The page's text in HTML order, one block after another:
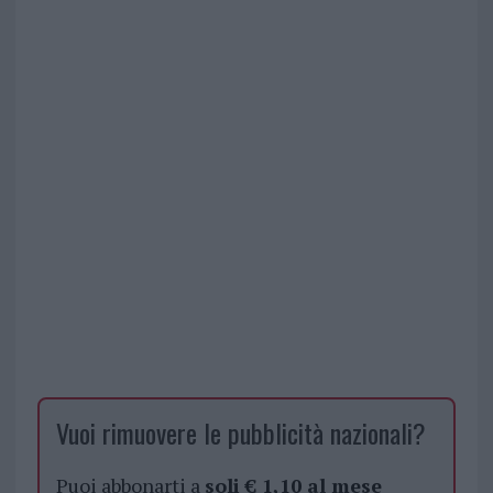
Vuoi rimuovere le pubblicità nazionali?
Puoi abbonarti a soli € 1,10 al mese